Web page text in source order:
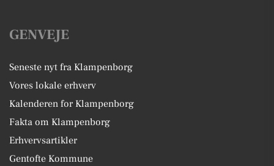
GENVEJE
Seneste nyt fra Klampenborg
Vores lokale erhverv
Kalenderen for Klampenborg
Fakta om Klampenborg
Erhvervsartikler
Gentofte Kommune